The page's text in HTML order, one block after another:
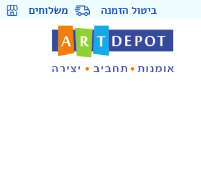
ביטול הזמנה משלוחים